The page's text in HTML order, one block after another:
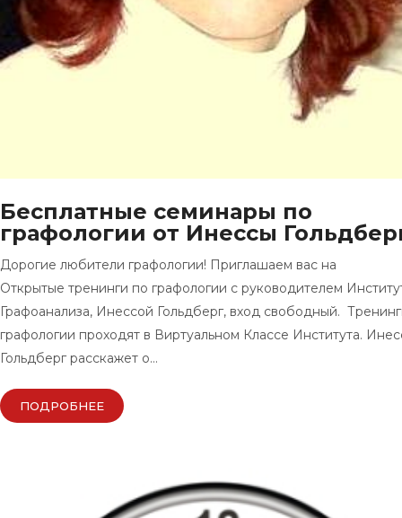
Бесплатные семинары по
графологии от Инессы
Дорогие любители графологии! Приглашаем вас на
Открытые тренинги по графологии с руководителем
Графоанализа, Инессой Гольдберг, вход свободный.
графологии проходят в Виртуальном Классе Института.
Гольдберг расскажет о…
ПОДРОБНЕЕ